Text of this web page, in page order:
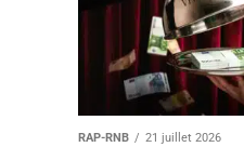
RAP-RNB 21 juillet 2026